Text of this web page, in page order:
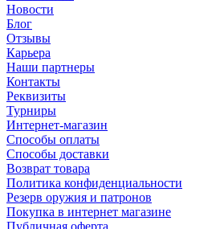
Новости
Блог
Отзывы
Карьера
Наши партнеры
Контакты
Реквизиты
Турниры
Интернет-магазин
Способы оплаты
Способы доставки
Возврат товара
Политика конфиденциальности
Резерв оружия и патронов
Покупка в интернет магазине
Публичная оферта